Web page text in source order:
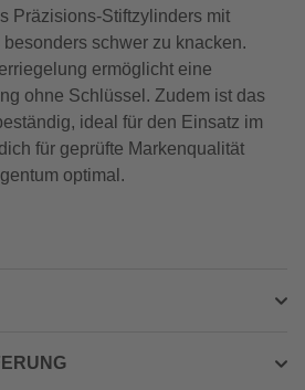
Präzisions-Stiftzylinders mit
schwer zu knacken.
ermöglicht eine
ohne Schlüssel. Zudem ist das
ideal für den Einsatz im
für geprüfte Markenqualität
optimal.